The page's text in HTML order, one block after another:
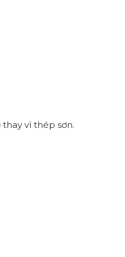
thay vì thép sơn.